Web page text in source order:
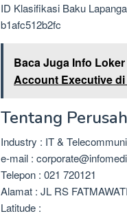
ID Klasifikasi Baku
b1afc512b2fc
Baca Juga Info
Account Executive
Tentang
Industry : IT &
e-mail :
Telepon : 021 720121
Alamat : JL RS
Latitude :